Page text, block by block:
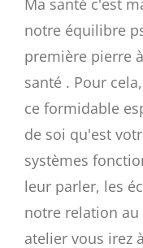
Ma santé c'est
notre équilibre
première pierre
santé . Pour
ce formidable
de soi qu'est
systèmes
leur parler, les
notre relation
atelier vous irez